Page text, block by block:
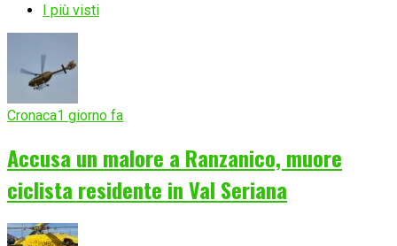
I più visti
Cronaca1 giorno fa
Accusa un malore a Ranzanico, muore
ciclista residente in Val Seriana